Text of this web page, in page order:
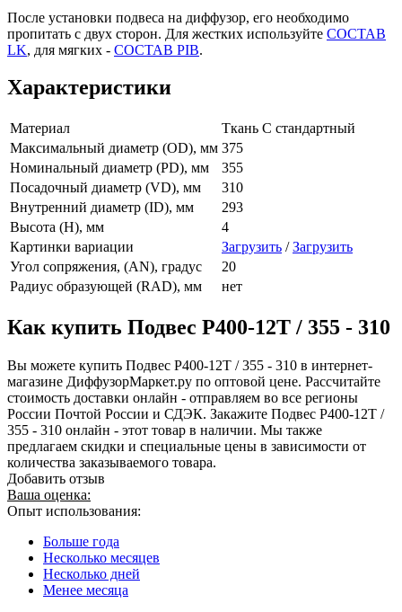
После установки подвеса на диффузор, его необходимо
пропитать с двух сторон. Для жестких используйте СОСТАВ
LK, для мягких - СОСТАВ PIB.
Характеристики
Материал
Ткань С стандартный
Максимальный диаметр (OD), мм 375
Номинальный диаметр (PD), мм
355
Посадочный диаметр (VD), мм
310
Внутренний диаметр (ID), мм
293
Высота (H), мм
4
Картинки вариации
Загрузить /Загрузить
Угол сопряжения, (AN), градус
20
Радиус образующей (RAD), мм
нет
Как купить Подвес Р400-12T / 355 - 310
Вы можете купить Подвес Р400-12T / 355 - 310 в интернет-
магазине ДиффузорМаркет.ру по оптовой цене. Рассчитайте
стоимость доставки онлайн - отправляем во все регионы
России Почтой России и СДЭК. Закажите Подвес Р400-12T /
355 - 310 онлайн - этот товар в наличии. Мы также
предлагаем скидки и специальные цены в зависимости от
количества заказываемого товара.
Добавить отзыв
Ваша оценка:
Опыт использования:
Больше года
Несколько месяцев
Несколько дней
Менее месяца